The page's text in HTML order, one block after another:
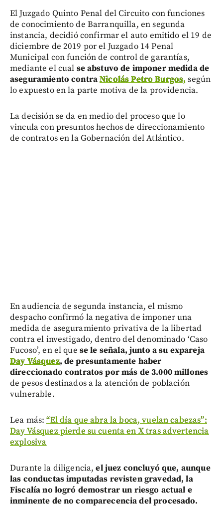
El Juzgado Quinto Penal del Circuito con funciones
de conocimiento de Barranquilla, en segunda
instancia, decidió confirmar el auto emitido el 19 de
diciembre de 2019 por el Juzgado 14 Penal
Municipal con función de control de garantías,
mediante el cual se abstuvo de imponer medida de
aseguramiento contraNicolás Petro Burgos, según
lo expuesto en la parte motiva de la providencia.
La decisión se da en medio del proceso que lo
vincula con presuntos hechos de direccionamiento
de contratos en la Gobernación del Atlántico.
En audiencia de segunda instancia, el mismo
despacho confirmó la negativa de imponer una
medida de aseguramiento privativa de la libertad
contra el investigado, dentro del denominado ‘Caso
Fucoso’, en el que se le señala, junto a su expareja
Day Vásquez, de presuntamente haber
direccionado contratos por más de 3.000 millones
de pesos destinados a la atención de población
vulnerable.
Lea más:“El día que abra la boca, vuelan cabezas”:
Day Vásquez pierde su cuenta en X tras advertencia
explosiva
Durante la diligencia,el juez concluyó que, aunque
las conductas imputadas revisten gravedad, la
Fiscalía no logró demostrar un riesgo actual e
inminente de no comparecencia del procesado.